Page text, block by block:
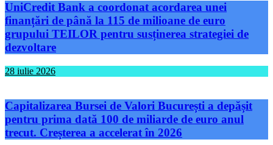
UniCredit Bank a coordonat acordarea unei
finanțări de până la 115 de milioane de euro
grupului TEILOR pentru susținerea strategiei de
dezvoltare
28 iulie 2026
Capitalizarea Bursei de Valori București a depășit
pentru prima dată 100 de miliarde de euro anul
trecut. Creșterea a accelerat în 2026